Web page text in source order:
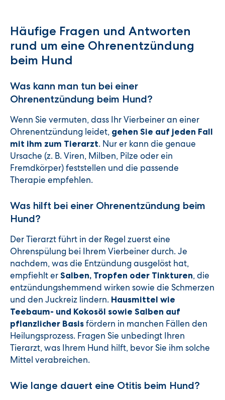
Häufige Fragen und Antworten
rund um eine Ohrenentzündung
beim Hund
Was kann man tun bei einer
Ohrenentzündung beim Hund?
Wenn Sie vermuten, dass Ihr Vierbeiner an einer
Ohrenentzündung leidet, gehen Sie auf jeden Fall
mit ihm zum Tierarzt. Nur er kann die genaue
Ursache (z. B. Viren, Milben, Pilze oder ein
Fremdkörper) feststellen und die passende
Therapie empfehlen.
Was hilft bei einer Ohrenentzündung beim
Hund?
Der Tierarzt führt in der Regel zuerst eine
Ohrenspülung bei Ihrem Vierbeiner durch. Je
nachdem, was die Entzündung ausgelöst hat,
empfiehlt er Salben, Tropfen oder Tinkturen, die
entzündungshemmend wirken sowie die Schmerzen
und den Juckreiz lindern. Hausmittel wie
Teebaum- und Kokosöl sowie Salben auf
pflanzlicher Basis fördern in manchen Fällen den
Heilungsprozess. Fragen Sie unbedingt Ihren
Tierarzt, was Ihrem Hund hilft, bevor Sie ihm solche
Mittel verabreichen.
Wie lange dauert eine Otitis beim Hund?